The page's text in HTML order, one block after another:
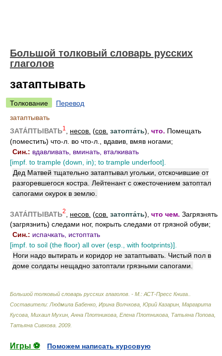
Большой толковый словарь русских
глаголов
затаптывать
Толкование
Перевод
затаптывать
ЗАТА́ПТЫВАТЬ1 несов. (сов. затопта́ть), что. Помещать
(поместить) что-л. во что-л., вдавив, вмяв ногами;
Син.: вдавливать, вминать, вталкивать
[impf. to trample (down, in); to trample underfoot].
Дед Матвей тщательно затаптывал угольки, отскочившие от
разгоревшегося костра. Лейтенант с ожесточением затоптал
сапогами окурок в землю.
ЗАТА́ПТЫВАТЬ2 несов. (сов. затопта́ть), что чем. Загрязнять
(загрязнить) следами ног, покрыть следами от грязной обуви;
Син.: испачкать, истоптать
[impf. to soil (the floor) all over (esp., with footprints)].
Ноги надо вытирать и коридор не затаптывать. Чистый пол в
доме солдаты нещадно затоптали грязными сапогами.
Большой толковый словарь русских глаголов. - М.: АСТ-Пресс Книга.
Составители: Людмила Бабенко, Ирина Волчкова, Юрий Казарин, Маргарита
Кусова, Михаил Мухин, Анна Плотникова, Елена Плотникова, Татьяна Попова,
Татьяна Сивкова 2009
Игры ⚽
Поможем написать курсовую